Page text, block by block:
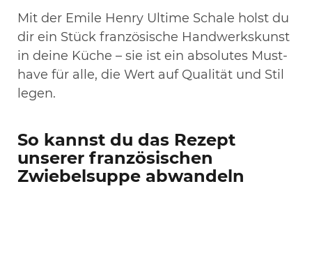
Mit der Emile Henry Ultime Schale holst du
dir ein Stück französische Handwerkskunst
in deine Küche – sie ist ein absolutes Must-
have für alle, die Wert auf Qualität und Stil
legen.
So kannst du das Rezept
unserer französischen
Zwiebelsuppe abwandeln